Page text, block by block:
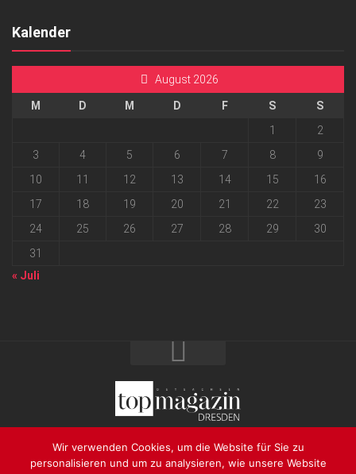
Kalender
August 2026
M D M D F S
S
1
2
3
4 5 6 7 8
9
10
11 12 13 14 15
16
17
18 19 20 21 22
23
24
25 26 27 28 29
30
31
« Juli
2026 progressmedia Verlag & Werbeagentur GmbH • Bautzner
Landstraße 62 • 01324 Dresden
Wir verwenden Cookies, um die Website für Sie zu
personalisieren und um zu analysieren, wie unsere Website